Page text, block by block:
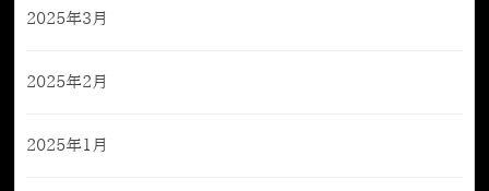
2025年3月
2025年2月
2025年1月